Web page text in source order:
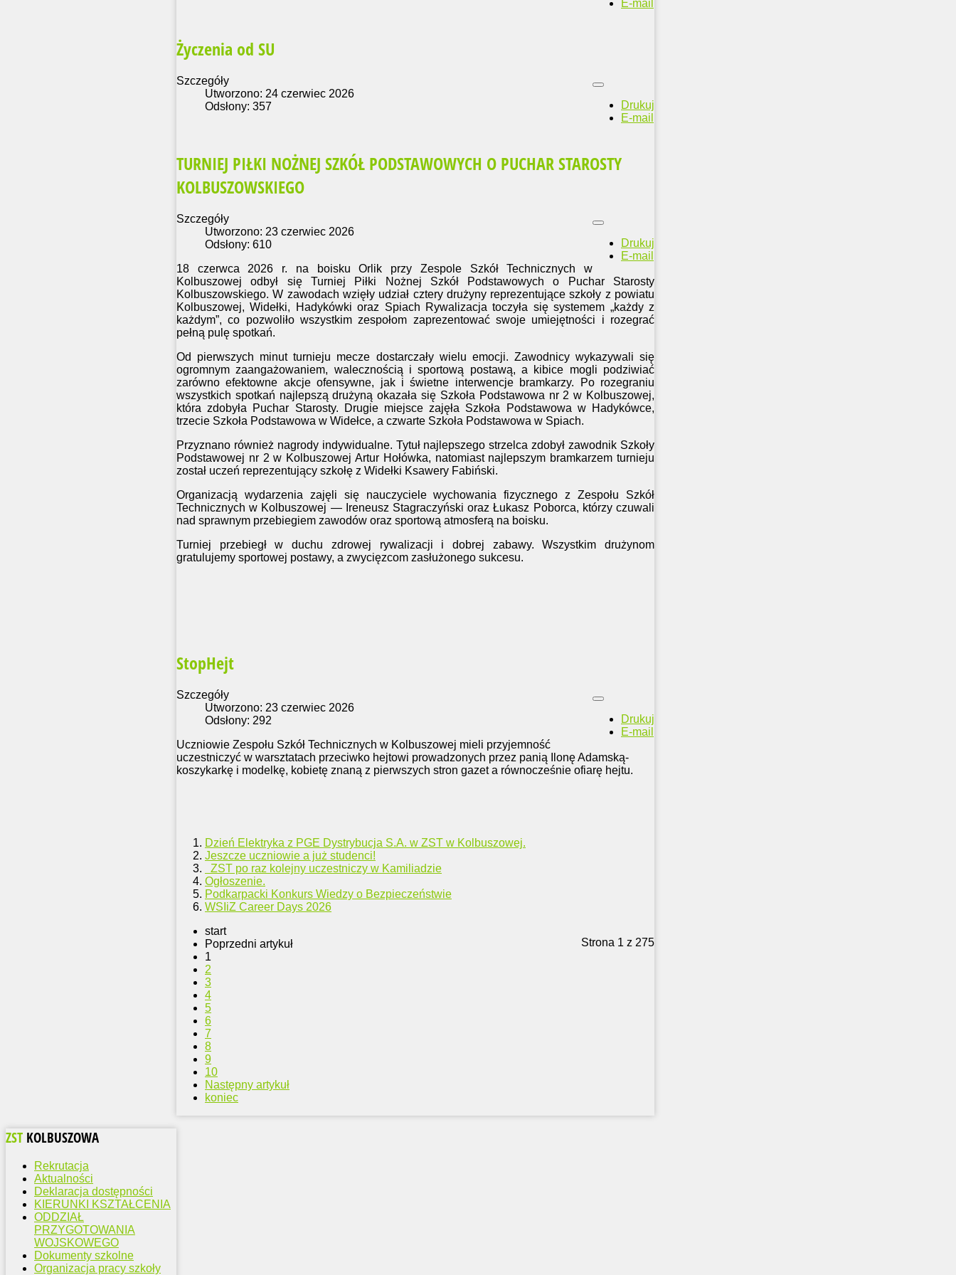
E-mail
Życzenia od SU
Drukuj
E-mail
Szczegóły
Utworzono: 24 czerwiec 2026
Odsłony: 357
TURNIEJ PIŁKI NOŻNEJ SZKÓŁ PODSTAWOWYCH O PUCHAR STAROSTY
KOLBUSZOWSKIEGO
Drukuj
E-mail
Szczegóły
Utworzono: 23 czerwiec 2026
Odsłony: 610
18 czerwca 2026 r. na boisku Orlik przy Zespole Szkół Technicznych w
Kolbuszowej odbył się Turniej Piłki Nożnej Szkół Podstawowych o Puchar Starosty
Kolbuszowskiego. W zawodach wzięły udział cztery drużyny reprezentujące szkoły z powiatu
Kolbuszowej, Widełki, Hadykówki oraz Spiach Rywalizacja toczyła się systemem „każdy z
każdym”, co pozwoliło wszystkim zespołom zaprezentować swoje umiejętności i rozegrać
pełną pulę spotkań.
Od pierwszych minut turnieju mecze dostarczały wielu emocji. Zawodnicy wykazywali się
ogromnym zaangażowaniem, walecznością i sportową postawą, a kibice mogli podziwiać
zarówno efektowne akcje ofensywne, jak i świetne interwencje bramkarzy. Po rozegraniu
wszystkich spotkań najlepszą drużyną okazała się Szkoła Podstawowa nr 2 w Kolbuszowej,
która zdobyła Puchar Starosty. Drugie miejsce zajęła Szkoła Podstawowa w Hadykówce,
trzecie Szkoła Podstawowa w Widełce, a czwarte Szkoła Podstawowa w Spiach.
Przyznano również nagrody indywidualne. Tytuł najlepszego strzelca zdobył zawodnik Szkoły
Podstawowej nr 2 w Kolbuszowej Artur Hołówka, natomiast najlepszym bramkarzem turnieju
został uczeń reprezentujący szkołę z Widełki Ksawery Fabiński.
Organizacją wydarzenia zajęli się nauczyciele wychowania fizycznego z Zespołu Szkół
Technicznych w Kolbuszowej — Ireneusz Stagraczyński orazŁukasz Poborca, którzy czuwali
nad sprawnym przebiegiem zawodów oraz sportową atmosferą na boisku.
Turniej przebiegł w duchu zdrowej rywalizacji i dobrej zabawy. Wszystkim drużynom
gratulujemy sportowej postawy, a zwycięzcom zasłużonego sukcesu.
StopHejt
Drukuj
E-mail
Szczegóły
Utworzono: 23 czerwiec 2026
Odsłony: 292
Uczniowie Zespołu Szkół Technicznych w Kolbuszowej mieli przyjemność
uczestniczyć w warsztatach przeciwko hejtowi prowadzonych przez panią Ilonę Adamską-
koszykarkę i modelkę, kobietę znaną z pierwszych stron gazet a równocześnie ofiarę hejtu.
Dzień Elektryka z PGE Dystrybucja S.A. w ZST w Kolbuszowej.
Jeszcze uczniowie a już studenci!
ZST po raz kolejny uczestniczy w Kamiliadzie
Ogłoszenie.
Podkarpacki Konkurs Wiedzy o Bezpieczeństwie
WSIiZ Career Days 2026
Strona 1 z 275
start
Poprzedni artykuł
1
2
3
4
5
6
7
8
9
10
Następny artykuł
koniec
ZST KOLBUSZOWA
Rekrutacja
Aktualności
Deklaracja dostępności
KIERUNKI KSZTAŁCENIA
ODDZIAŁ
PRZYGOTOWANIA
WOJSKOWEGO
Dokumenty szkolne
Organizacja pracy szkoły